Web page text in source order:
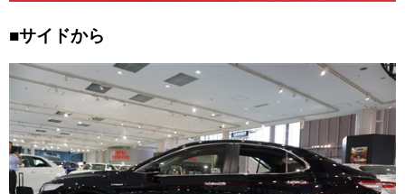
■サイドから